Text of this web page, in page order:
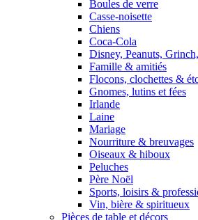
Boules de verre
Casse-noisette
Chiens
Coca-Cola
Disney, Peanuts,
Famille & amitiés
Flocons, clochettes &
Gnomes, lutins et fées
Irlande
Laine
Mariage
Nourriture & breuvages
Oiseaux & hiboux
Peluches
Père Noël
Sports, loisirs &
Vin, bière & spiritueux
Pièces de table et décors